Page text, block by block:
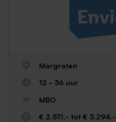
Margraten
12 - 36 uur
MBO
€ 2.511,- tot € 3.294,-